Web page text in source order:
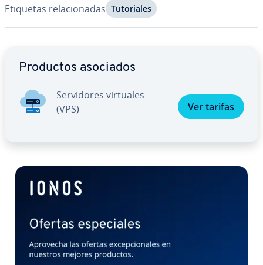
Etiquetas re­la­cio­na­das Tu­to­ria­les
Productos asociados
Se­r­vi­do­res virtuales
(VPS)
Ver tarifas